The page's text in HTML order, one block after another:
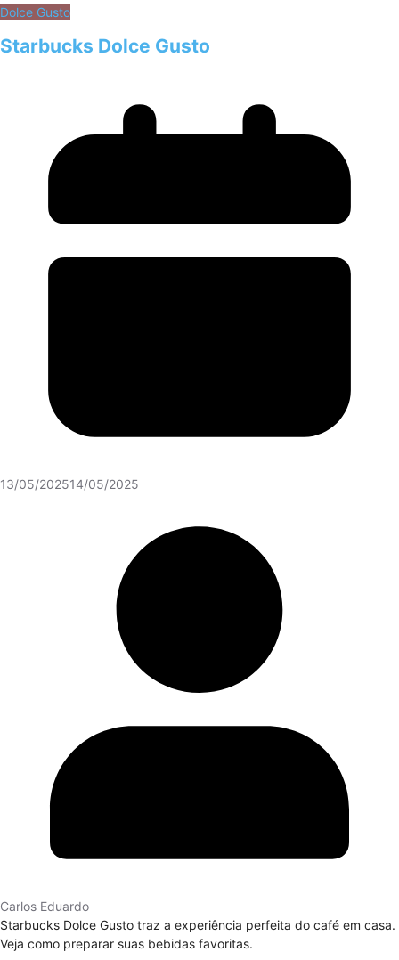
Dolce Gusto
Starbucks Dolce Gusto
13/05/202514/05/2025
Carlos Eduardo
Starbucks Dolce Gusto traz a experiência perfeita do café em casa.
Veja como preparar suas bebidas favoritas.